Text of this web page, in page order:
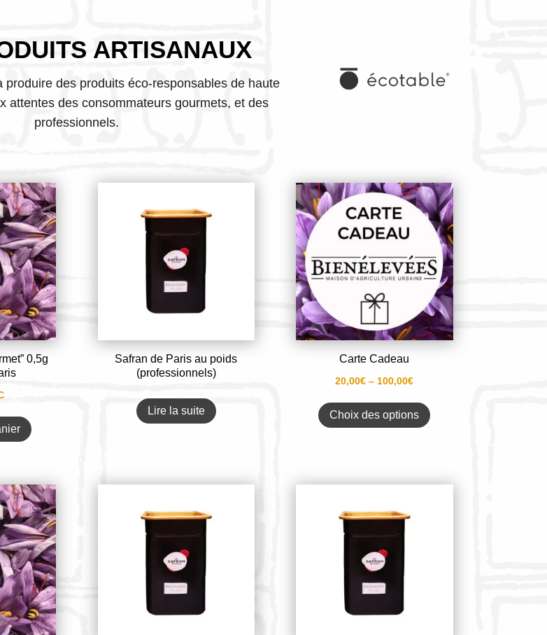
ARTISANAUX
produire des produits éco-responsables de haute
attentes des consommateurs gourmets, et des
professionnels.
0,5g
Safran de Paris au poids
(professionnels)
Lire la suite
Carte Cadeau
20,00€ – 100,00€
Choix des options